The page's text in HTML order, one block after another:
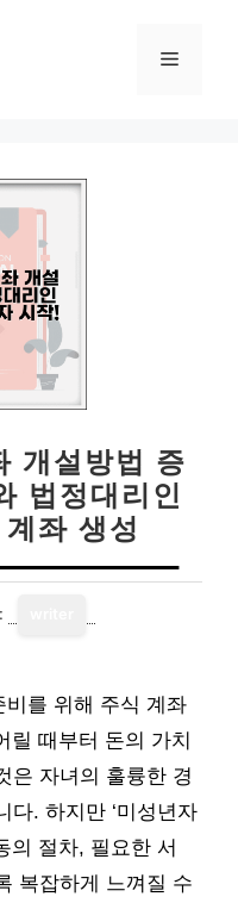
메
개설방법 증
법정대리인
좌 생성
를 위해 주식 계좌
릴 때부터 돈의 가치
은 자녀의 훌륭한 경
다. 하지만 ‘미성년자
의 절차, 필요한 서
복잡하게 느껴질 수